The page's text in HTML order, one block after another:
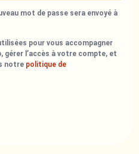
mot de passe sera envoyé à
pour vous accompagner
gérer l’accès à votre compte, et
notre politique de